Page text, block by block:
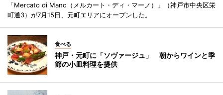
「Mercato di Mano（メルカート・ディ・マーノ）」（神戸市中央区栄
町通3）が7月15日、元町エリアにオープンした。
食べる
神戸・元町に「ソヴァージュ」 朝からワインと季
節の小皿料理を提供